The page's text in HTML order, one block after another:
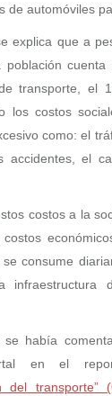
de automóviles
explica que a
cuenta
transporte, el
los costos
como: el
accidentes, el
costos a la
costos
consume
infraestructura
había
en el
del transporte”